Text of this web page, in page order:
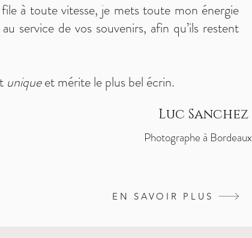
à toute vitesse, je mets toute mon énergie
service de vos souvenirs, afin qu’ils restent
uniqueet mérite le plus bel écrin.
Luc Sanchez
Photographe à Bordeaux
EN SAVOIR PLUS